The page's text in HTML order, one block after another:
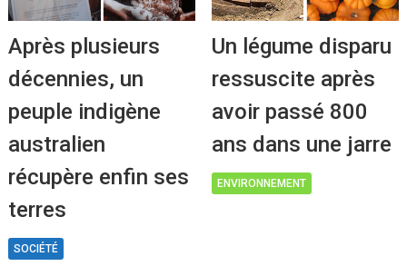
Après plusieurs
décennies, un
peuple indigène
australien
récupère enfin ses
terres
SOCIÉTÉ
Un légume disparu
ressuscite après
avoir passé 800
ans dans une jarre
ENVIRONNEMENT